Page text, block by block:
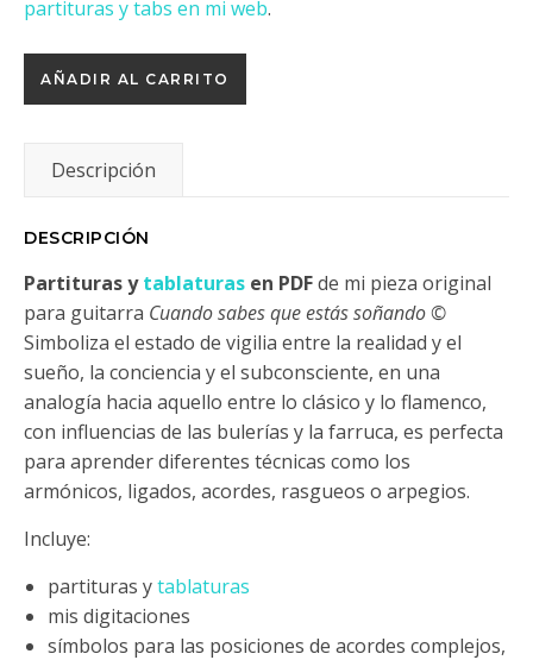
partituras y tabs en mi web.
Cuando sabes que estás soñando cantidad
AÑADIR AL CARRITO
Descripción
DESCRIPCIÓN
Partituras ytablaturas en PDFde mi pieza original
para guitarra Cuando sabes que estás soñando ©
Simboliza el estado de vigilia entre la realidad y el
sueño, la conciencia y el subconsciente, en una
analogía hacia aquello entre lo clásico y lo flamenco,
con influencias de las bulerías y la farruca, es perfecta
para aprender diferentes técnicas como los
armónicos, ligados, acordes, rasgueos o arpegios.
Incluye:
partituras ytablaturas
mis digitaciones
símbolos para las posiciones de acordes complejos,